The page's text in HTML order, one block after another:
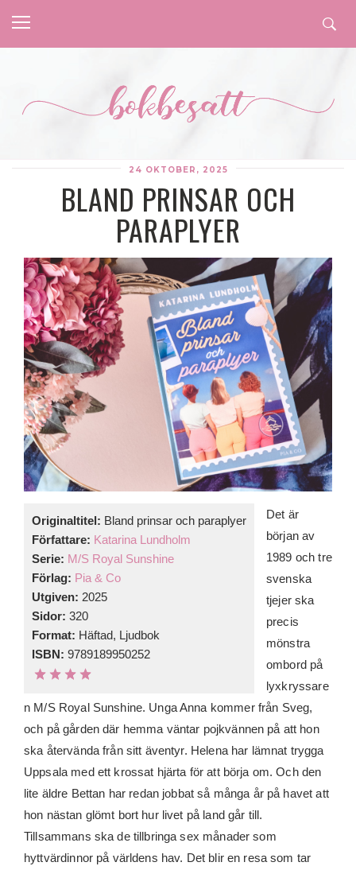
24 OKTOBER, 2025
BLAND PRINSAR OCH
PARAPLYER
Originaltitel: Bland prinsar och paraplyer
Författare: Katarina Lundholm
Serie: M/S Royal Sunshine
Förlag: Pia & Co
Utgiven: 2025
Sidor: 320
Format: Häftad, Ljudbok
ISBN: 9789189950252
Det är
början av
1989 och tre
svenska
tjejer ska
precis
mönstra
ombord på
lyxkryssare
n M/S Royal Sunshine. Unga Anna kommer från Sveg,
och på gården där hemma väntar pojkvännen på att hon
ska återvända från sitt äventyr. Helena har lämnat trygga
Uppsala med ett krossat hjärta för att börja om. Och den
lite äldre Bettan har redan jobbat så många år på havet att
hon nästan glömt bort hur livet på land går till.
Tillsammans ska de tillbringa sex månader som
hyttvärdinnor på världens hav. Det blir en resa som tar